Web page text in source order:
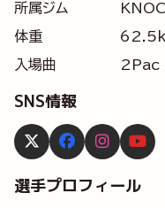
所属ジム
体重
入場曲
2Pac
SNS情報
選手プロフィール